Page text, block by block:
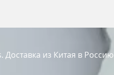
из Китая в Россию